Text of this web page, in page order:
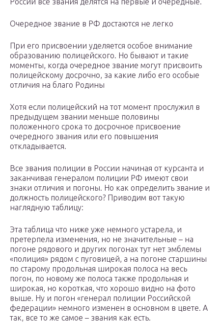
Очередное звание в РФ достаются не легко
При его присвоении уделяется особое внимание
образованию полицейского. Но бывают и такие
моменты, когда очередное звание могут присвоить
полицейскому досрочно, за какие либо его особые
отличия на благо Родины
Хотя если полицейский на тот момент прослужил в
предыдущем звании меньше половины
положенного срока то досрочное присвоение
очередного звания или его повышения
откладывается.
Все звания полиции в России начиная от курсанта и
заканчивая генералом полиции РФ имеют свои
знаки отличия и погоны. Но как определить звание и
должность полицейского? Приводим вот такую
наглядную таблицу:
Эта таблица что ниже уже немного устарела, и
претерпела изменения, но не значительные – на
погоне рядового и других погонах тут нет эмблемы
«полиция» рядом с пуговицей, а на погоне старшины
по старому продольная широкая полоса на весь
погон, по новому же полоса также продольная и
широкая, но короткая, что хорошо видно на фото
выше. Ну и погон «генерал полиции Российской
федерации» немного изменен в основном в цвете. А
так, все то же самое – звания как есть.